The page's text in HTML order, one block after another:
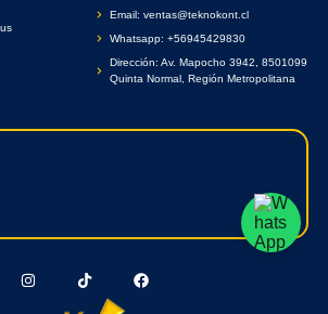
Email: ventas@teknokont.cl
Whatsapp: +56945429830
Dirección: Av. Mapocho 3942, 8501099
Quinta Normal, Región Metropolitana